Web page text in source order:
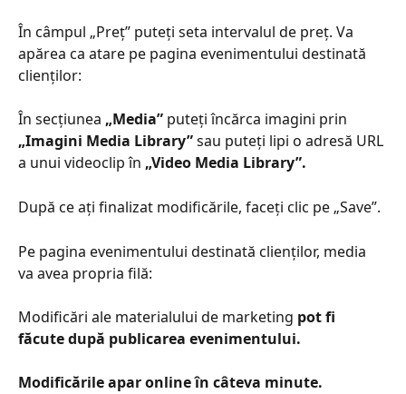
În câmpul „Preț” puteți seta intervalul de preț. Va
apărea ca atare pe pagina evenimentului destinată
clienților:
În secțiunea „Media” puteți încărca imagini prin
„Imagini Media Library” sau puteți lipi o adresă URL
a unui videoclip în „Video Media Library”.
După ce ați finalizat modificările, faceți clic pe „Save”.
Pe pagina evenimentului destinată clienților, media
va avea propria filă:
Modificări ale materialului de marketing pot fi
făcute după publicarea evenimentului.
Modificările apar online în câteva minute.